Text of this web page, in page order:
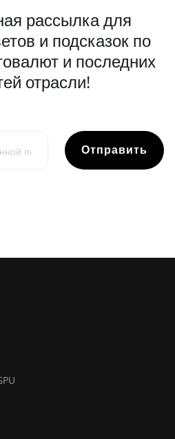
рассылка для
и подсказок по
и последних
отрасли!
Отправить